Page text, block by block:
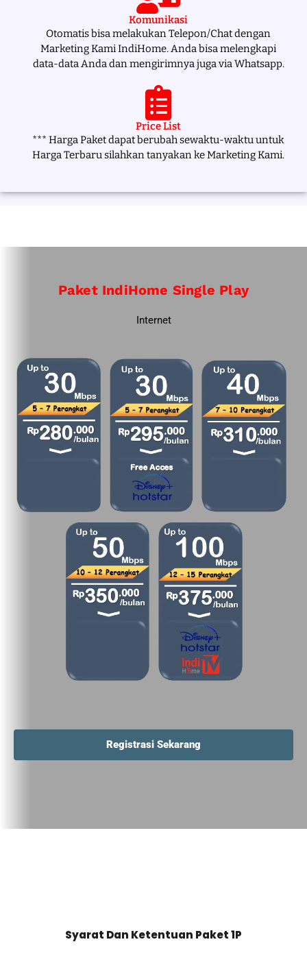
Komunikasi
Otomatis bisa melakukan Telepon/Chat dengan
Marketing Kami IndiHome. Anda bisa melengkapi
data-data Anda dan mengirimnya juga via Whatsapp.
Price List
*** Harga Paket dapat berubah sewaktu-waktu untuk
Harga Terbaru silahkan tanyakan ke Marketing Kami.
Paket IndiHome Single Play
Internet
Registrasi Sekarang
Syarat Dan Ketentuan Paket 1P